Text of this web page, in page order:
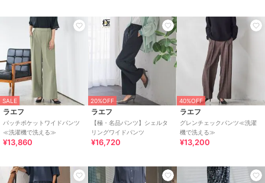
SALE
ラエフ
パッチポケットワイドパンツ
≪洗濯機で洗える≫
¥13,860
20%OFF
ラエフ
【極・名品パンツ】シェルタ
リングワイドパンツ
¥16,720
40%OFF
ラエフ
グレンチェックパンツ≪洗濯
機で洗える≫
¥13,200